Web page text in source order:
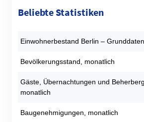
Beliebte Statistiken
Einwohnerbestand Berlin – Grunddaten
Bevölkerungsstand, monatlich
Gäste, Übernachtungen und
monatlich
Baugenehmigungen, monatlich